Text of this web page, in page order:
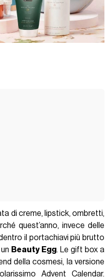
di creme, lipstick, ombretti,
quest’anno, invece delle
il portachiavi più brutto
Beauty Egg. Le gift box a
della cosmesi, la versione
Advent Calendar.